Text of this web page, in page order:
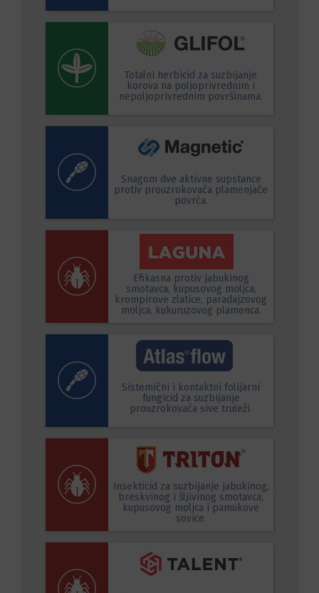
Totalni herbicid za suzbijanje
korova na poljoprivrednim i
nepoljoprivrednim površinama.
Snagom dve aktivne supstance
protiv prouzrokovača plamenjače
povrća.
Efikasna protiv jabukinog
smotavca, kupusovog moljca,
krompirove zlatice, paradajzovog
moljca, kukuruzovog plamenca.
Sistemični i kontaktni folijarni
fungicid za suzbijanje
prouzrokovača sive truleži.
Insekticid za suzbijanje jabukinog,
breskvinog i šljivinog smotavca,
kupusovog moljca i pamukove
sovice.